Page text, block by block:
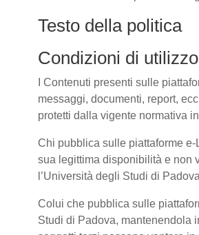
Testo della politica
Condizioni di
I Contenuti presenti sulle
messaggi, documenti, report,
protetti dalla vigente normativa
Chi pubblica sulle piattaforme
sua legittima disponibilità e non
l’Università degli Studi di
Colui che pubblica sulle
Studi di Padova, mantenendola